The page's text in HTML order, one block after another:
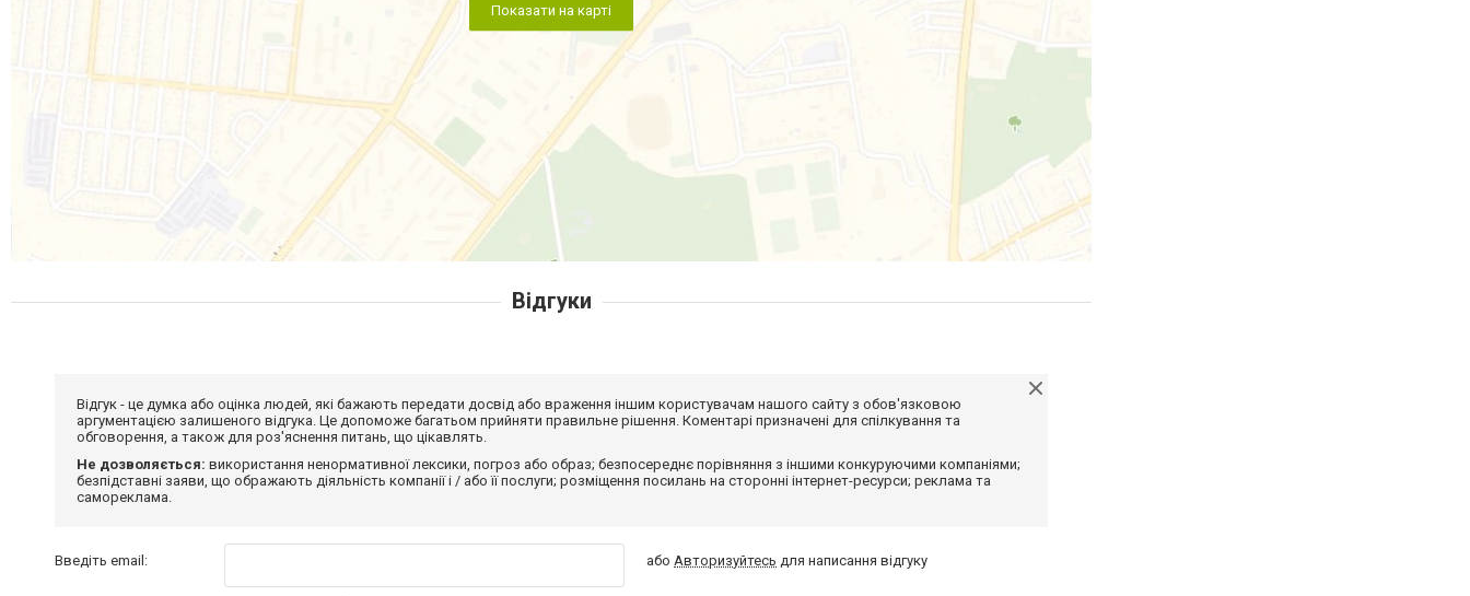
Показати на карті
Відгуки
Відгук - це думка або оцінка людей, які бажають передати досвід або враження іншим користувачам нашого сайту з обов'язковою
аргументацією залишеного відгука. Це допоможе багатьом прийняти правильне рішення. Коментарі призначені для спілкування та
обговорення, а також для роз'яснення питань, що цікавлять.
Не дозволяється: використання ненормативної лексики, погроз або образ; безпосереднє порівняння з іншими конкуруючими компаніями;
безпідставні заяви, що ображають діяльність компанії і / або її послуги; розміщення посилань на сторонні інтернет-ресурси; реклама та
самореклама.
Введіть email: або Авторизуйтесь для написання відгуку